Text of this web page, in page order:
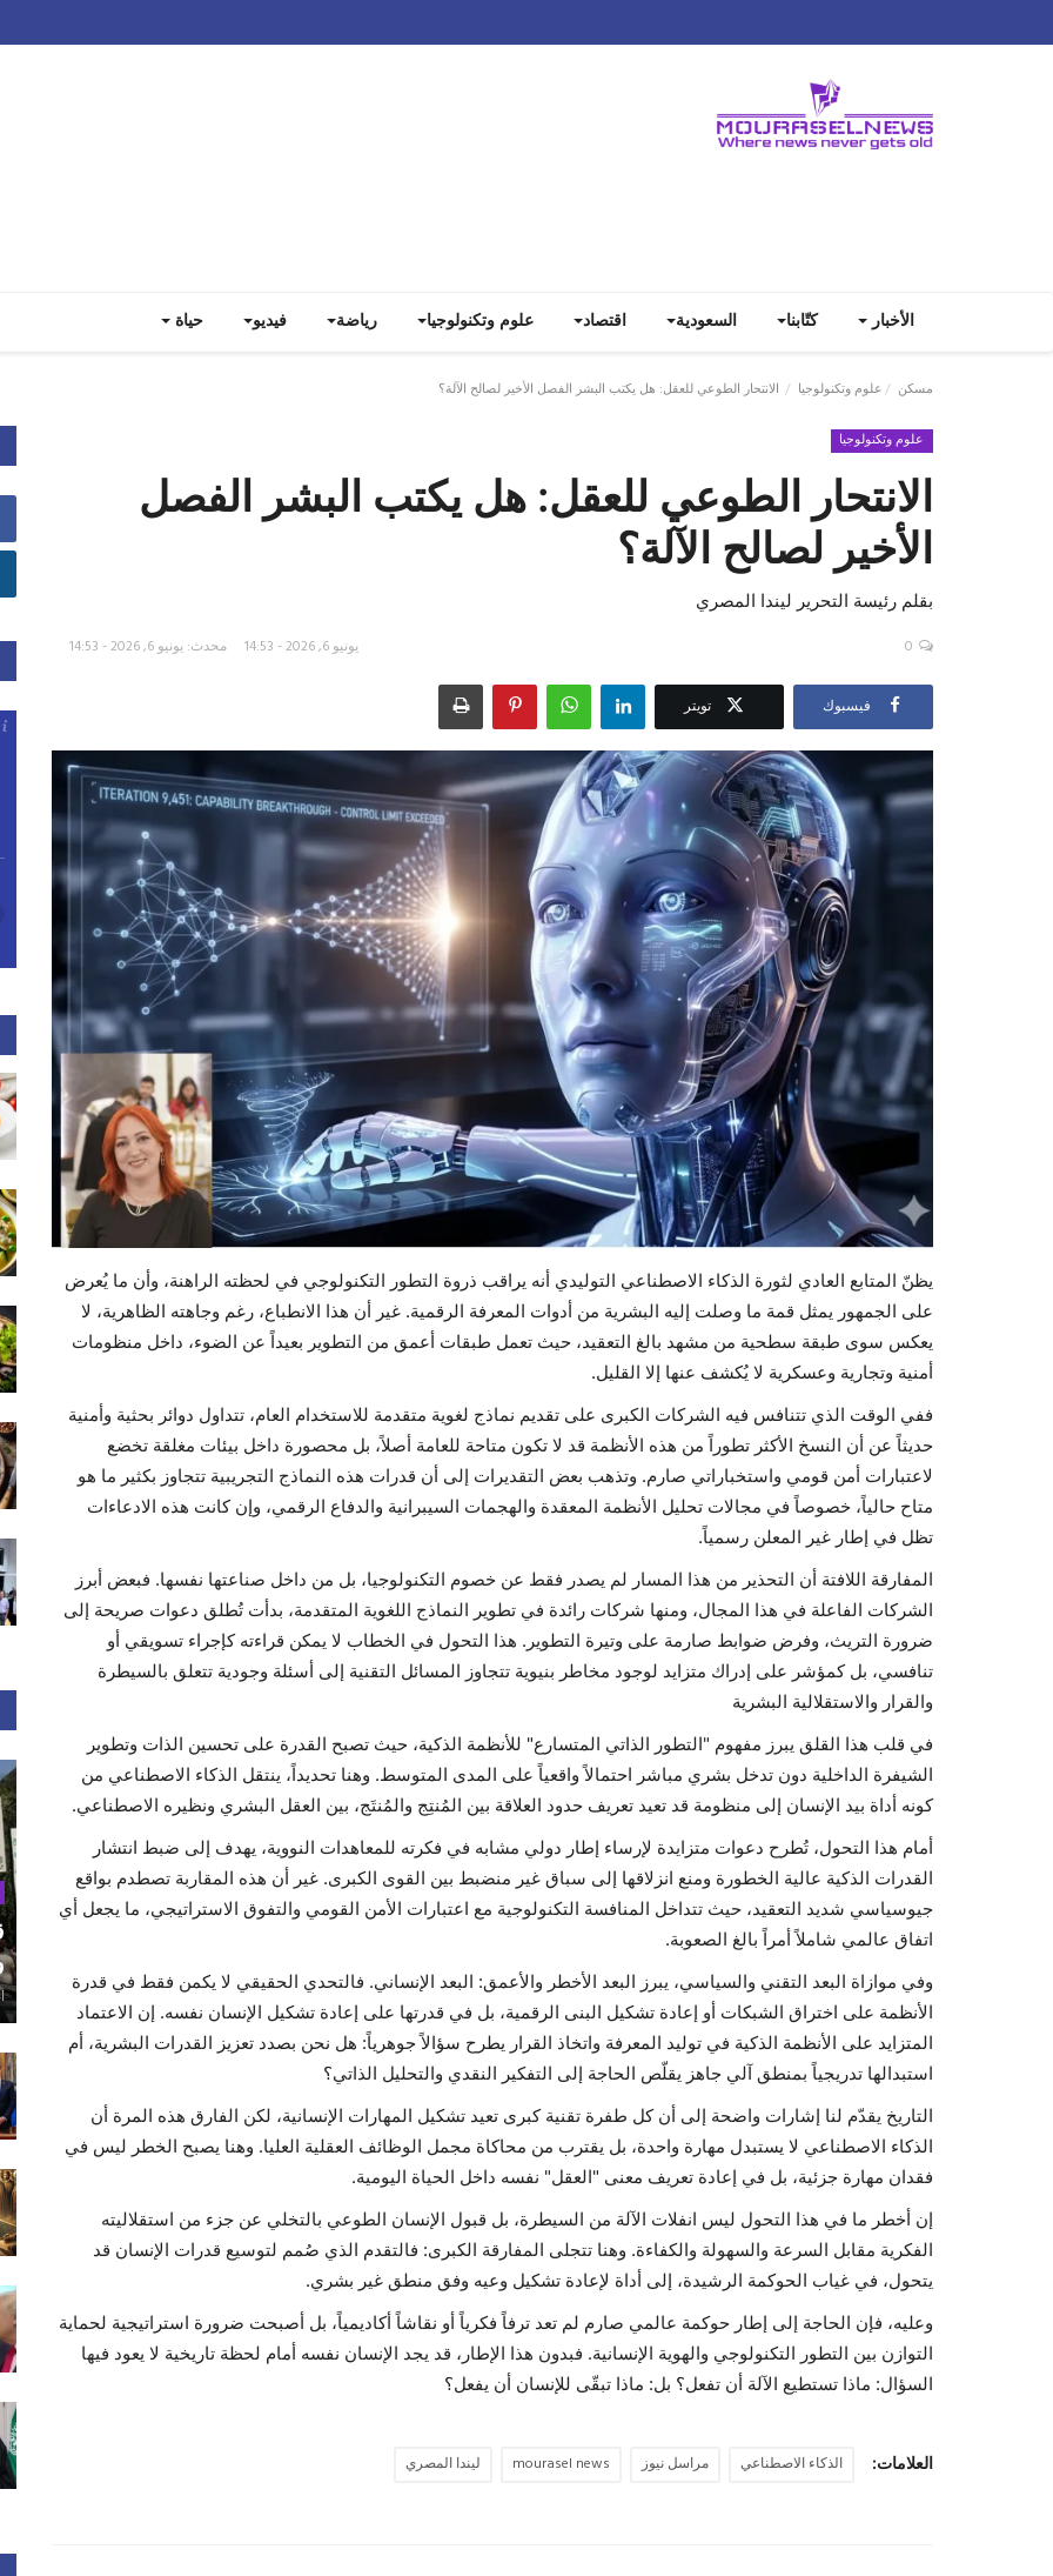
الأخبار كتّابنا السعودية اقتصاد علوم وتكنولوجيا رياضة فيديو حياة
مسكن علوم وتكنولوجيا الانتحار الطوعي للعقل: هل يكتب البشر الفصل الأخير لصالح الآلة؟
علوم وتكنولوجيا
الانتحار الطوعي للعقل: هل يكتب البشر الفصل
الأخير لصالح الآلة؟
بقلم رئيسة التحرير ليندا المصري
يونيو 6, 2026 - 14:53 محدث: يونيو 6, 2026 - 14:53 0
فيسبوك تويتر
يظنّ المتابع العادي لثورة الذكاء الاصطناعي التوليدي أنه يراقب ذروة التطور التكنولوجي في لحظته الراهنة، وأن ما يُعرض
على الجمهور يمثل قمة ما وصلت إليه البشرية من أدوات المعرفة الرقمية. غير أن هذا الانطباع، رغم وجاهته الظاهرية، لا
يعكس سوى طبقة سطحية من مشهد بالغ التعقيد، حيث تعمل طبقات أعمق من التطوير بعيداً عن الضوء، داخل منظومات
أمنية وتجارية وعسكرية لا يُكشف عنها إلا القليل.
ففي الوقت الذي تتنافس فيه الشركات الكبرى على تقديم نماذج لغوية متقدمة للاستخدام العام، تتداول دوائر بحثية وأمنية
حديثاً عن أن النسخ الأكثر تطوراً من هذه الأنظمة قد لا تكون متاحة للعامة أصلاً، بل محصورة داخل بيئات مغلقة تخضع
لاعتبارات أمن قومي واستخباراتي صارم. وتذهب بعض التقديرات إلى أن قدرات هذه النماذج التجريبية تتجاوز بكثير ما هو
متاح حالياً، خصوصاً في مجالات تحليل الأنظمة المعقدة والهجمات السيبرانية والدفاع الرقمي، وإن كانت هذه الادعاءات
تظل في إطار غير المعلن رسمياً.
المفارقة اللافتة أن التحذير من هذا المسار لم يصدر فقط عن خصوم التكنولوجيا، بل من داخل صناعتها نفسها. فبعض أبرز
الشركات الفاعلة في هذا المجال، ومنها شركات رائدة في تطوير النماذج اللغوية المتقدمة، بدأت تُطلق دعوات صريحة إلى
ضرورة التريث، وفرض ضوابط صارمة على وتيرة التطوير. هذا التحول في الخطاب لا يمكن قراءته كإجراء تسويقي أو
تنافسي، بل كمؤشر على إدراك متزايد لوجود مخاطر بنيوية تتجاوز المسائل التقنية إلى أسئلة وجودية تتعلق بالسيطرة
والقرار والاستقلالية البشرية
في قلب هذا القلق يبرز مفهوم "التطور الذاتي المتسارع" للأنظمة الذكية، حيث تصبح القدرة على تحسين الذات وتطوير
الشيفرة الداخلية دون تدخل بشري مباشر احتمالاً واقعياً على المدى المتوسط. وهنا تحديداً، ينتقل الذكاء الاصطناعي من
كونه أداة بيد الإنسان إلى منظومة قد تعيد تعريف حدود العلاقة بين المُنتِج والمُنتَج، بين العقل البشري ونظيره الاصطناعي.
أمام هذا التحول، تُطرح دعوات متزايدة لإرساء إطار دولي مشابه في فكرته للمعاهدات النووية، يهدف إلى ضبط انتشار
القدرات الذكية عالية الخطورة ومنع انزلاقها إلى سباق غير منضبط بين القوى الكبرى. غير أن هذه المقاربة تصطدم بواقع
جيوسياسي شديد التعقيد، حيث تتداخل المنافسة التكنولوجية مع اعتبارات الأمن القومي والتفوق الاستراتيجي، ما يجعل أي
اتفاق عالمي شاملاً أمراً بالغ الصعوبة.
وفي موازاة البعد التقني والسياسي، يبرز البعد الأخطر والأعمق: البعد الإنساني. فالتحدي الحقيقي لا يكمن فقط في قدرة
الأنظمة على اختراق الشبكات أو إعادة تشكيل البنى الرقمية، بل في قدرتها على إعادة تشكيل الإنسان نفسه. إن الاعتماد
المتزايد على الأنظمة الذكية في توليد المعرفة واتخاذ القرار يطرح سؤالاً جوهرياً: هل نحن بصدد تعزيز القدرات البشرية، أم
استبدالها تدريجياً بمنطق آلي جاهز يقلّص الحاجة إلى التفكير النقدي والتحليل الذاتي؟
التاريخ يقدّم لنا إشارات واضحة إلى أن كل طفرة تقنية كبرى تعيد تشكيل المهارات الإنسانية، لكن الفارق هذه المرة أن
الذكاء الاصطناعي لا يستبدل مهارة واحدة، بل يقترب من محاكاة مجمل الوظائف العقلية العليا. وهنا يصبح الخطر ليس في
فقدان مهارة جزئية، بل في إعادة تعريف معنى "العقل" نفسه داخل الحياة اليومية.
إن أخطر ما في هذا التحول ليس انفلات الآلة من السيطرة، بل قبول الإنسان الطوعي بالتخلي عن جزء من استقلاليته
الفكرية مقابل السرعة والسهولة والكفاءة. وهنا تتجلى المفارقة الكبرى: فالتقدم الذي صُمم لتوسيع قدرات الإنسان قد
يتحول، في غياب الحوكمة الرشيدة، إلى أداة لإعادة تشكيل وعيه وفق منطق غير بشري.
وعليه، فإن الحاجة إلى إطار حوكمة عالمي صارم لم تعد ترفاً فكرياً أو نقاشاً أكاديمياً، بل أصبحت ضرورة استراتيجية لحماية
التوازن بين التطور التكنولوجي والهوية الإنسانية. فبدون هذا الإطار، قد يجد الإنسان نفسه أمام لحظة تاريخية لا يعود فيها
السؤال: ماذا تستطيع الآلة أن تفعل؟ بل: ماذا تبقّى للإنسان أن يفعل؟
العلامات: الذكاء الاصطناعي مراسل نيوز mourasel news ليندا المصري